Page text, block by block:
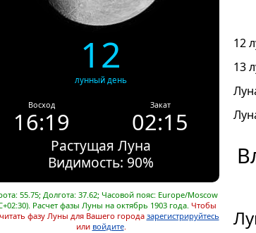
12
лунный день
Восход
16:19
Закат
02:15
Растущая Луна
Видимость: 90%
55.75; Долгота: 37.62; Часовой пояс: Europe/Moscow
Расчет фазы Луны на октябрь 1903 года. Чтобы
фазу Луны для Вашего города зарегистрируйтесь
или войдите.
12
13